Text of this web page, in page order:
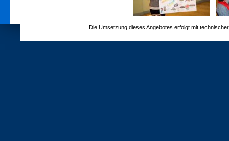
Die Umsetzung dieses Angebotes erfolgt mit